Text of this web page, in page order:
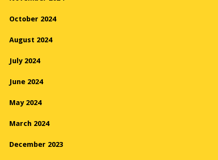
October 2024
August 2024
July 2024
June 2024
May 2024
March 2024
December 2023